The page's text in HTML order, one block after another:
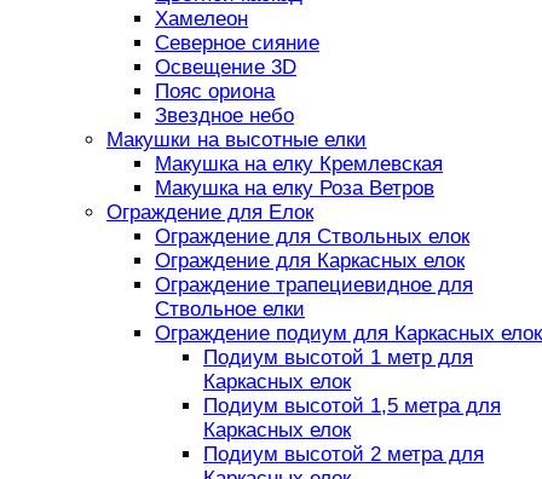
Хамелеон
Северное сияние
Освещение 3D
Пояс ориона
Звездное небо
Макушки на высотные елки
Макушка на елку Кремлевская
Макушка на елку Роза Ветров
Ограждение для Елок
Ограждение для Ствольных елок
Ограждение для Каркасных елок
Ограждение трапециевидное для
Ствольное елки
Ограждение подиум для Каркасных елок
Подиум высотой 1 метр для
Каркасных елок
Подиум высотой 1,5 метра для
Каркасных елок
Подиум высотой 2 метра для